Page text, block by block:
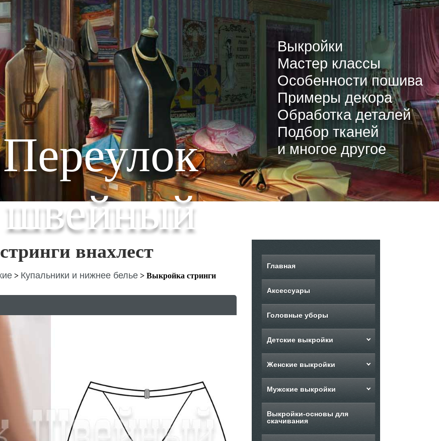
Переулок
швейный
Выкройки
Мастер классы
Особенности пошива
Примеры декора
Обработка деталей
Подбор тканей
и многое другое
внахлест
> Купальники и нижнее белье > Выкройка стринги
Главная
Аксессуары
Головные уборы
Детские выкройки
Женские выкройки
Мужские выкройки
Выкройки-основы для
скачивания